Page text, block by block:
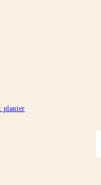
planter